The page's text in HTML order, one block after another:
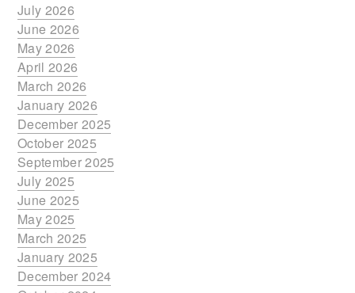
July 2026
June 2026
May 2026
April 2026
March 2026
January 2026
December 2025
October 2025
September 2025
July 2025
June 2025
May 2025
March 2025
January 2025
December 2024